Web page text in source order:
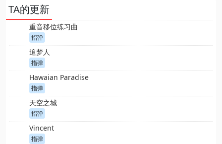
TA的更新
重音移位练习曲
指弹
追梦人
指弹
Hawaian Paradise
指弹
天空之城
指弹
Vincent
指弹